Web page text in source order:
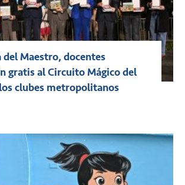
del Maestro, docentes
gratis al Circuito Mágico del
clubes metropolitanos